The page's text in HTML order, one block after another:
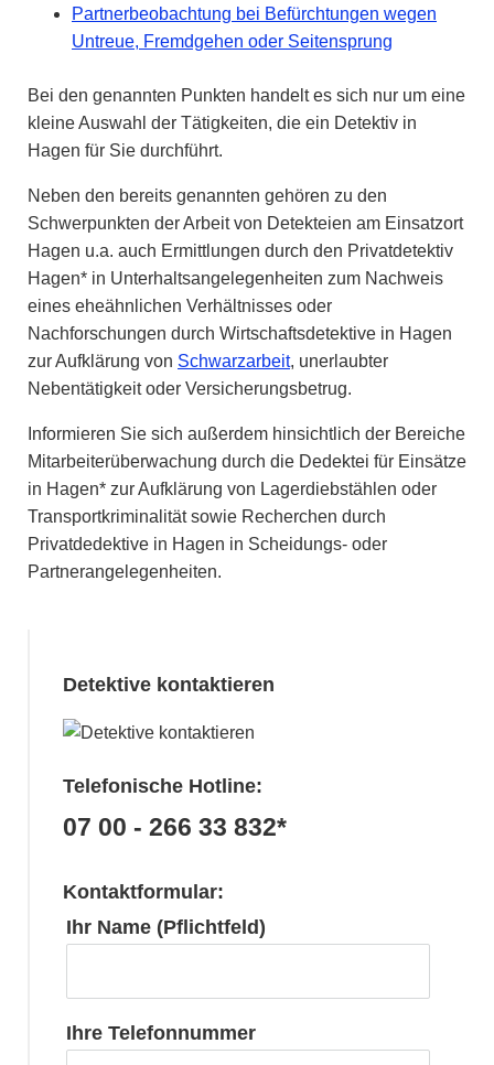
Partnerbeobachtung bei Befürchtungen wegen
Untreue, Fremdgehen oder Seitensprung
Bei den genannten Punkten handelt es sich nur um eine
kleine Auswahl der Tätigkeiten, die ein Detektiv in
Hagen für Sie durchführt.
Neben den bereits genannten gehören zu den
Schwerpunkten der Arbeit von Detekteien am Einsatzort
Hagen u.a. auch Ermittlungen durch den Privatdetektiv
Hagen* in Unterhaltsangelegenheiten zum Nachweis
eines eheähnlichen Verhältnisses oder
Nachforschungen durch Wirtschaftsdetektive in Hagen
zur Aufklärung von Schwarzarbeit, unerlaubter
Nebentätigkeit oder Versicherungsbetrug.
Informieren Sie sich außerdem hinsichtlich der Bereiche
Mitarbeiterüberwachung durch die Dedektei für Einsätze
in Hagen* zur Aufklärung von Lagerdiebstählen oder
Transportkriminalität sowie Recherchen durch
Privatdedektive in Hagen in Scheidungs- oder
Partnerangelegenheiten.
Detektive kontaktieren
Telefonische Hotline:
07 00 - 266 33 832*
Kontaktformular:
Ihr Name (Pflichtfeld)
Ihre Telefonnummer